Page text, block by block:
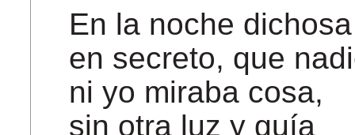
En la noche dichosa
en secreto, que
ni yo miraba cosa,
sin otra luz y guía